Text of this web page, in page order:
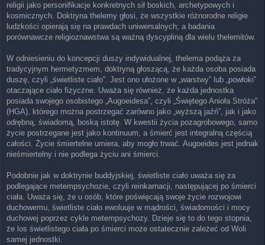
religii jako personifikacje konkretnych sił boskich, archetypowych i
kosmicznych. Doktryna thelemy głosi, że wszystkie różnorodne religie
ludzkości opierają się na prawdach uniwersalnych; a badania
porównawcze religioznawstwa są ważną dyscypliną dla wielu thelemitów.
W odniesieniu do koncepcji duszy indywidualnej, thelema podąża za
tradycyjnym hermetyzmem, doktryną głoszącą, że każda osoba posiada
duszę, czyli „świetliste ciało”. Jest ono ułożone w „warstwy” lub „powłoki”
otaczające ciało fizyczne. Uważa się również, że każda jednostka
posiada swojego osobistego „Augoeidesa”, czyli „Świętego Anioła Stróża”
(HGA), którego można postrzegać zarówno jako „wyższą jaźń”, jak i jako
odrębną, świadomą, boską istotę. W kwestii życia pozagrobowego, samo
życie postrzegane jest jako kontinuum, a śmierć jest integralną częścią
całości. Życie śmiertelne umiera, aby mogło trwać. Augoeides jest jednak
nieśmiertelny i nie podlega życiu ani śmierci.
Podobnie jak w doktrynie buddyjskiej, świetliste ciało uważa się za
podlegające metempsychozie, czyli reinkarnacji, następującej po śmierci
ciała. Uważa się, że u osób, które poświęcają swoje życie rozwojowi
duchowemu, świetliste ciało ewoluuje w mądrości, świadomości i mocy
duchowej poprzez cykle metempsychozy. Dzieje się to do tego stopnia,
że los świetlistego ciała po śmierci może ostatecznie zależeć od Woli
samej jednostki.